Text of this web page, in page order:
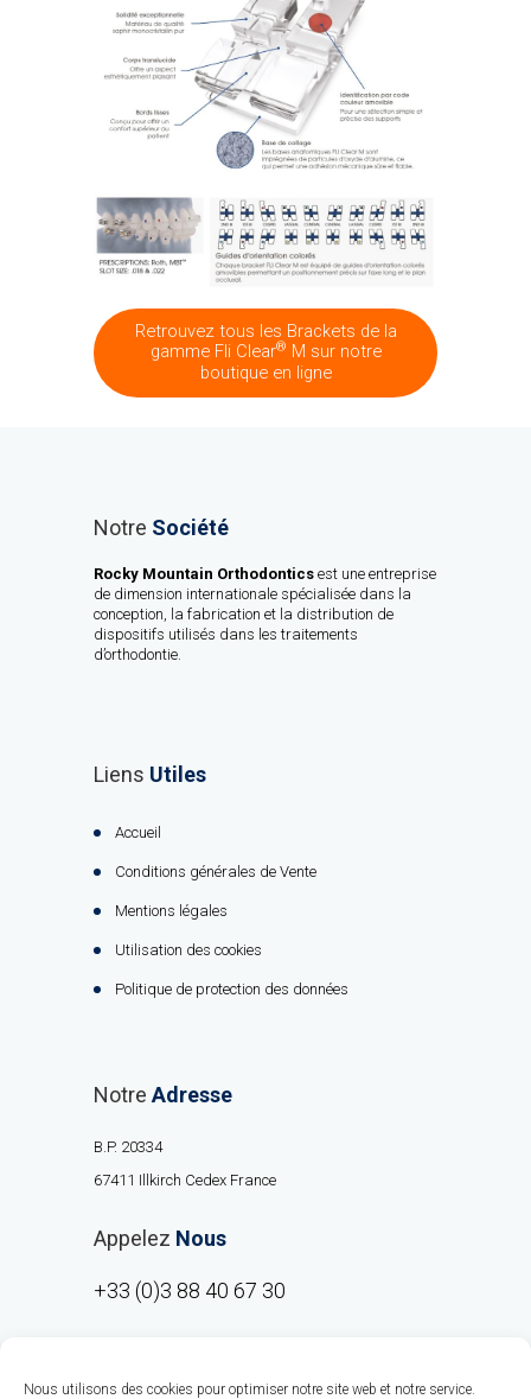
Nous utilisons des cookies pour optimiser notre site web et notre service.
Retrouvez tous les Brackets de la
gamme Fli Clear® M sur notre
boutique en ligne
Notre Société
Rocky Mountain Orthodontics est une entreprise
de dimension internationale spécialisée dans la
conception, la fabrication et la distribution de
dispositifs utilisés dans les traitements
d’orthodontie.
Liens Utiles
Accueil
Conditions générales de Vente
Mentions légales
Utilisation des cookies
Politique de protection des données
Notre Adresse
B.P. 20334
67411 Illkirch Cedex France
Appelez Nous
+33 (0)3 88 40 67 30